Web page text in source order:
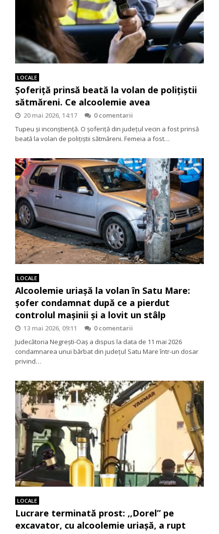
LOCALE
Șoferiță prinsă beată la volan de polițiștii
sătmăreni. Ce alcoolemie avea
20 mai 2026, 14:17
0 comentarii
Tupeu și inconștiență. O șoferiță din județul vecin a fost prinsă
beată la volan de polițiștii sătmăreni. Femeia a fost…
LOCALE
Alcoolemie uriașă la volan în Satu Mare:
șofer condamnat după ce a pierdut
controlul mașinii și a lovit un stâlp
13 mai 2026, 09:11
0 comentarii
Judecătoria Negrești-Oaș a dispus la data de 11 mai 2026
condamnarea unui bărbat din județul Satu Mare într-un dosar
privind…
LOCALE
Lucrare terminată prost: ,,Dorel” pe
excavator, cu alcoolemie uriașă, a rupt